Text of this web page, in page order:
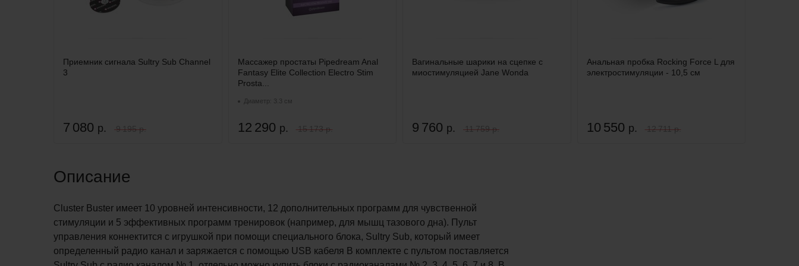
Приемник сигнала Sultry Sub Channel
3
7 080 р. 9 195 р.
Массажер простаты Pipedream Anal
Fantasy Elite Collection Electro Stim
Prosta...
Диаметр: 3.3 см
12 290 р. 15 173 р.
Вагинальные шарики на сцепке с
миостимуляцией Jane Wonda
9 760 р. 11 759 р.
Анальная пробка Rocking Force L для
электростимуляции - 10,5 см
10 550 р. 12 711 р.
Описание
Cluster Buster имеет 10 уровней интенсивности, 12 дополнительных программ для чувственной
стимуляции и 5 эффективных программ тренировок (например, для мышц тазового дна). Пульт
управления коннектится с игрушкой при помощи специального блока, Sultry Sub, который имеет
определенный радио канал и заряжается с помощью USB кабеля В комплекте с пультом поставляется